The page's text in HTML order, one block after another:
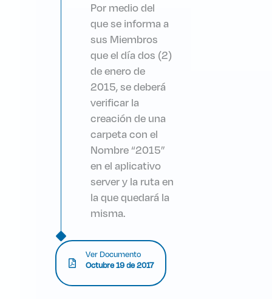
Por medio del
que se informa a
sus Miembros
que el día dos (2)
de enero de
2015, se deberá
verificar la
creación de una
carpeta con el
Nombre “2015”
en el aplicativo
server y la ruta en
la que quedará la
misma.
Ver Documento
Octubre 19 de 2017